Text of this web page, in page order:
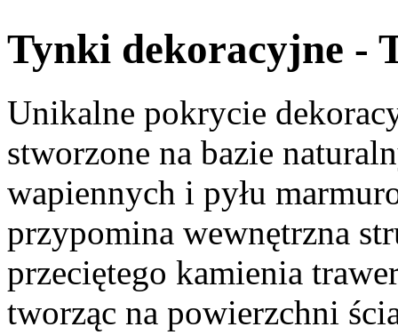
Tynki dekoracyjne -
Unikalne pokrycie
stworzone na bazie
wapiennych i pyłu
przypomina wewnętrzna
przeciętego kamienia
tworząc na powierzchni